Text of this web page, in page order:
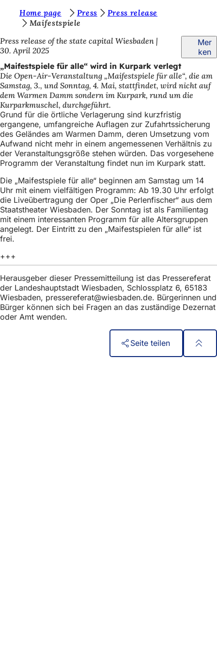
Inhalt anspringen
e
b
e
f
i
n
d
e
n
s
i
c
h
h
i
r
:
Home page Press
Press release
Maifestspiele
Press release of the state capital Wiesbaden
30. April 2025
Mer
ken
„Maifestspiele für alle“ wird in Kurpark verlegt
Die Open-Air-Veranstaltung „Maifestspiele für alle“, die am
Samstag, 3., und Sonntag, 4. Mai, stattfindet, wird nicht auf
dem Warmen Damm sondern im Kurpark, rund um die
Kurparkmuschel, durchgeführt.
Grund für die örtliche Verlagerung sind kurzfristig
ergangene, umfangreiche Auflagen zur Zufahrtssicherung
des Geländes am Warmen Damm, deren Umsetzung vom
Aufwand nicht mehr in einem angemessenen Verhältnis zu
der Veranstaltungsgröße stehen würden. Das vorgesehene
Programm der Veranstaltung findet nun im Kurpark statt.
Die „Maifestspiele für alle“ beginnen am Samstag um 14
Uhr mit einem vielfältigen Programm: Ab 19.30 Uhr erfolgt
die Liveübertragung der Oper „Die Perlenfischer“ aus dem
Staatstheater Wiesbaden. Der Sonntag ist als Familientag
mit einem interessanten Programm für alle Altersgruppen
angelegt. Der Eintritt zu den „Maifestspielen für alle“ ist
frei.
+++
Herausgeber dieser Pressemitteilung ist das Pressereferat
der Landeshauptstadt Wiesbaden, Schlossplatz 6, 65183
Wiesbaden, pressereferat wiesbaden de. Bürgerinnen und
Bürger können sich bei Fragen an das zuständige Dezernat
oder Amt wenden.
Seite teilen